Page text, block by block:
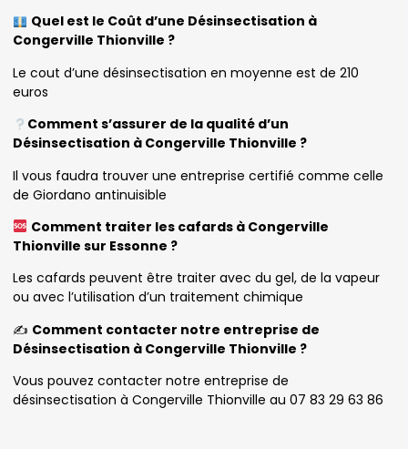
Quel est le Coût d’une Désinsectisation à
Congerville Thionville ?
Le cout d’une désinsectisation en moyenne est de 210
euros
Comment s’assurer de la qualité d’un
Désinsectisation à Congerville Thionville ?
Il vous faudra trouver une entreprise certifié comme celle
de Giordano antinuisible
Comment traiter les cafards à Congerville
Thionville sur Essonne ?
Les cafards peuvent être traiter avec du gel, de la vapeur
ou avec l’utilisation d’un traitement chimique
✍️ Comment contacter notre entreprise de
Désinsectisation à Congerville Thionville ?
Vous pouvez contacter notre entreprise de
désinsectisation à Congerville Thionville au 07 83 29 63 86